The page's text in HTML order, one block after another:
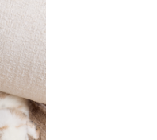
Utilizziamo i cookie per
Condividiamo inoltre
combinarle con altre informazioni
Indispensabili
I cookie indispensabili sono
memorizzano alcun dato